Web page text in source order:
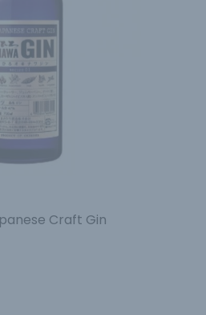
Craft Gin